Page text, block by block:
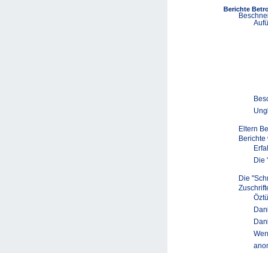
Berichte
Eltern
Berichte
Die
Die